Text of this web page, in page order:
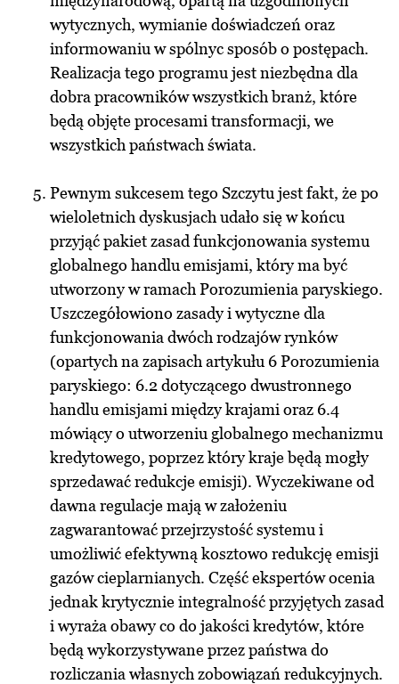
wytycznych, wymianie doświadczeń oraz
informowaniu w spólnyc sposób o postępach.
Realizacja tego programu jest niezbędna dla
dobra pracowników wszystkich branż, które
będą objęte procesami transformacji, we
wszystkich państwach świata.
Pewnym sukcesem tego Szczytu jest fakt, że po
wieloletnich dyskusjach udało się w końcu
przyjąć pakiet zasad funkcjonowania systemu
globalnego handlu emisjami, który ma być
utworzony w ramach Porozumienia paryskiego.
Uszczegółowiono zasady i wytyczne dla
funkcjonowania dwóch rodzajów rynków
(opartych na zapisach artykułu 6 Porozumienia
paryskiego: 6.2 dotyczącego dwustronnego
handlu emisjami między krajami oraz 6.4
mówiący o utworzeniu globalnego mechanizmu
kredytowego, poprzez który kraje będą mogły
sprzedawać redukcje emisji). Wyczekiwane od
dawna regulacje mają w założeniu
zagwarantować przejrzystość systemu i
umożliwić efektywną kosztowo redukcję emisji
gazów cieplarnianych. Część ekspertów ocenia
jednak krytycznie integralność przyjętych zasad
i wyraża obawy co do jakości kredytów, które
będą wykorzystywane przez państwa do
rozliczania własnych zobowiązań redukcyjnych.